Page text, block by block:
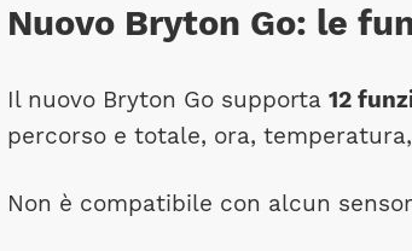
Nuovo Bryton Go: le
Il nuovo Bryton Go supporta 12
percorso e totale, ora,
Non è compatibile con alcun